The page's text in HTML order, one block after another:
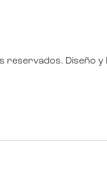
reservados. Diseño